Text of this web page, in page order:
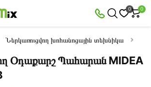
0 0
Ներկառուցվող խոհանոցային տեխնիկա
Օդաքարշ Պահարան MIDEA